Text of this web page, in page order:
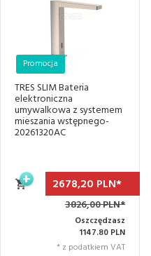
TRES SLIM Bateria
elektroniczna
umywalkowa z systemem
mieszania wstępnego-
20261320AC
Promocja
2678,20 PLN*
3826,00 PLN*
Oszczędzasz
1147.80 PLN
* z podatkiem VAT